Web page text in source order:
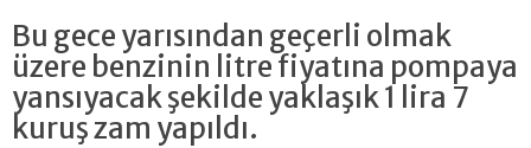
Bu gece yarısından geçerli olmak
üzere benzinin litre fiyatına pompaya
yansıyacak şekilde yaklaşık 1 lira 7
kuruş zam yapıldı.